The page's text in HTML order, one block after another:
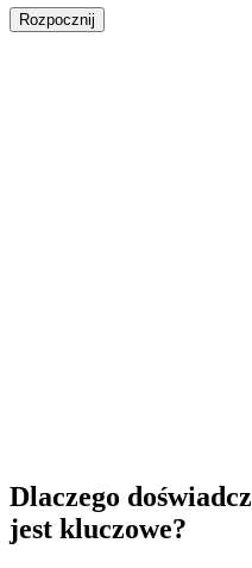
Rozpocznij
Dlaczego
jest kluczowe?